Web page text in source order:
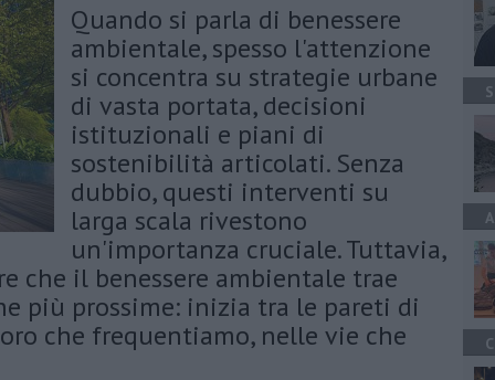
Quando si parla di benessere
ambientale, spesso l'attenzione
si concentra su strategie urbane
di vasta portata, decisioni
istituzionali e piani di
sostenibilità articolati. Senza
dubbio, questi interventi su
larga scala rivestono
un'importanza cruciale. Tuttavia,
che il benessere ambientale trae
più prossime: inizia tra le pareti di
che frequentiamo, nelle vie che